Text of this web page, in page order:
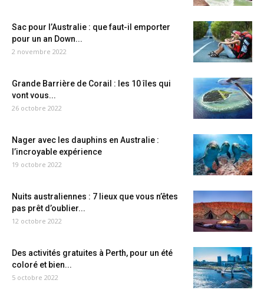
Sac pour l’Australie : que faut-il emporter
pour un an Down...
2 novembre 2022
Grande Barrière de Corail : les 10 îles qui
vont vous...
26 octobre 2022
Nager avec les dauphins en Australie :
l’incroyable expérience
19 octobre 2022
Nuits australiennes : 7 lieux que vous n’êtes
pas prêt d’oublier...
12 octobre 2022
Des activités gratuites à Perth, pour un été
coloré et bien...
5 octobre 2022